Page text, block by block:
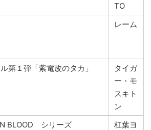
TO
レーム
第１弾「紫電改のタカ」
タイガ
ー・モ
スキト
ン
BLOOD シリーズ
杠葉ヨ